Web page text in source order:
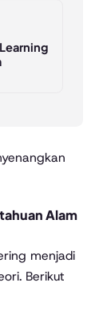
Alam
menjadi
Berikut